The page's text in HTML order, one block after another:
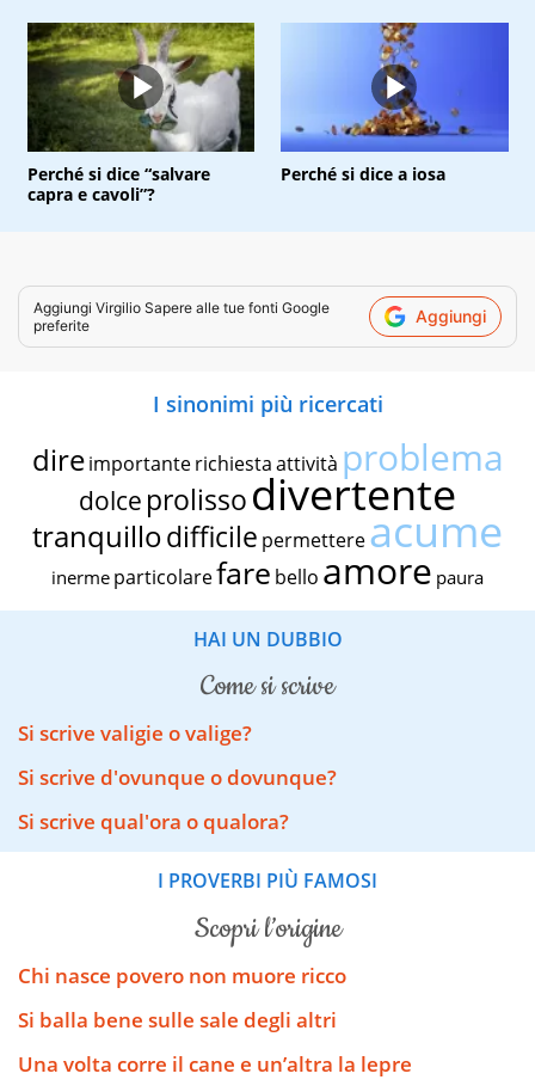
Perché si dice “salvare
capra e cavoli”?
Perché si dice a iosa
Aggiungi Virgilio Sapere alle tue fonti Google
preferite
Aggiungi
I sinonimi più ricercati
dire importante richiestaattività problema
dolce prolissodivertente
tranquillodifficile permettereacume
inerme particolarefare bello amore paura
HAI UN DUBBIO
come si scrive
Si scrive valigie o valige?
Si scrive d'ovunque o dovunque?
Si scrive qual'ora o qualora?
I PROVERBI PIÙ FAMOSI
scopri l’origine
Chi nasce povero non muore ricco
Si balla bene sulle sale degli altri
Una volta corre il cane e un’altra la lepre